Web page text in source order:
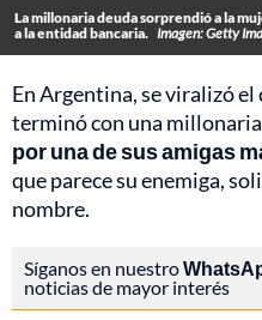
La millonaria deuda sorprendió a la
a la entidad bancaria. Imagen: Getty
En Argentina, se viralizó el
terminó con una
por una de sus amigas
que parece su enemiga,
nombre.
Síganos en nuestro
noticias de mayor interés